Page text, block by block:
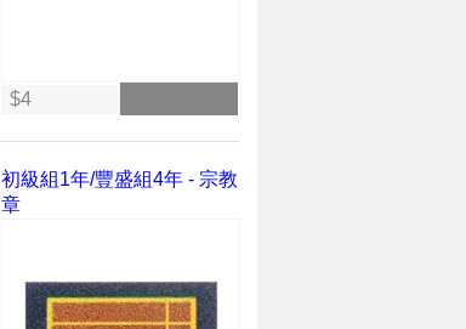
$4
初級組1年/豐盛組4年 - 宗教
章